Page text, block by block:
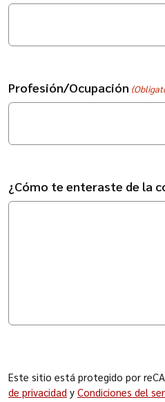
Profesión/Ocupación
¿Cómo te enteraste de la
Este sitio está protegido por
de privacidad y Condiciones del